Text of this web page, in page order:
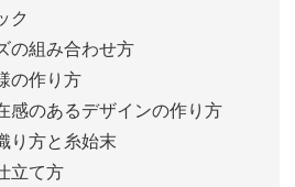
ク
の組み合わせ方
の作り方
感のあるデザインの作り方
り方と糸始末
立て方